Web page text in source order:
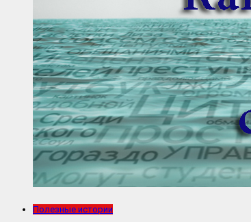
Полезные истории